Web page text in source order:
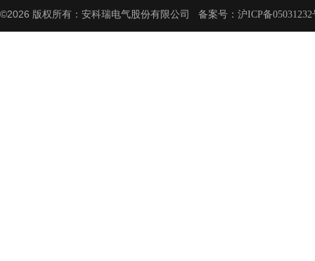
©2026 版权所有：安科瑞电气股份有限公司 备案号： 沪ICP备05031232